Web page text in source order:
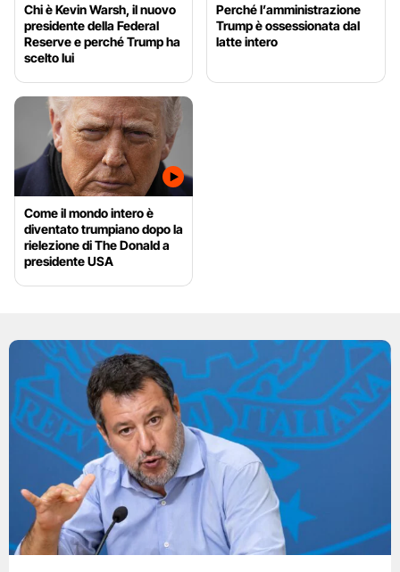
Chi è Kevin Warsh, il nuovo
presidente della Federal
Reserve e perché Trump ha
scelto lui
Perché l’amministrazione
Trump è ossessionata dal
latte intero
Come il mondo intero è
diventato trumpiano dopo la
rielezione di The Donald a
presidente USA